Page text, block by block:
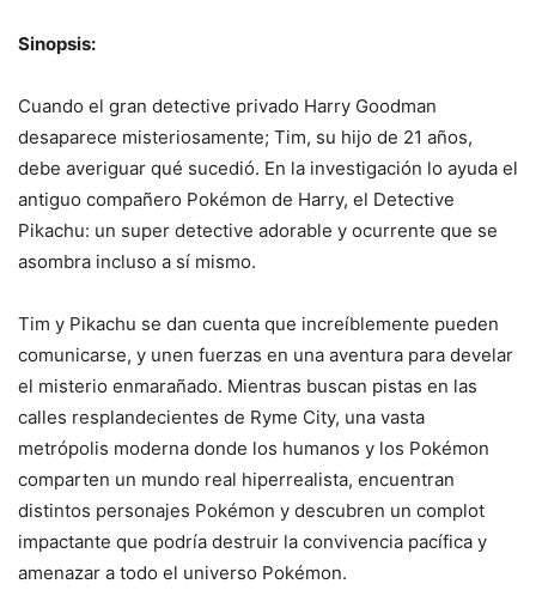
Sinopsis:
Cuando el gran detective privado Harry Goodman
desaparece misteriosamente; Tim, su hijo de 21 años,
debe averiguar qué sucedió. En la investigación lo ayuda el
antiguo compañero Pokémon de Harry, el Detective
Pikachu: un super detective adorable y ocurrente que se
asombra incluso a sí mismo.
Tim y Pikachu se dan cuenta que increíblemente pueden
comunicarse, y unen fuerzas en una aventura para develar
el misterio enmarañado. Mientras buscan pistas en las
calles resplandecientes de Ryme City, una vasta
metrópolis moderna donde los humanos y los Pokémon
comparten un mundo real hiperrealista, encuentran
distintos personajes Pokémon y descubren un complot
impactante que podría destruir la convivencia pacífica y
amenazar a todo el universo Pokémon.